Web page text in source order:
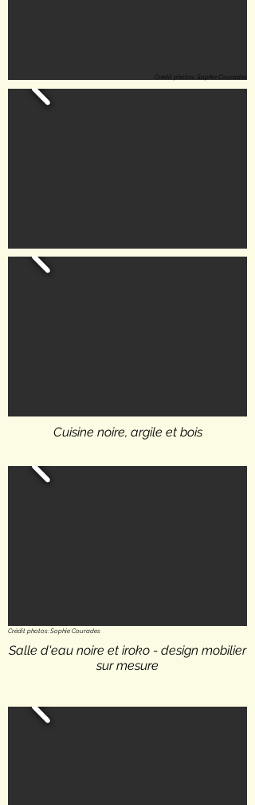
Crédit photos: Sophie Courades
Cuisine noire, argile et bois
Crédit photos: Sophie Courades
Salle d'eau noire et iroko - design mobilier
sur mesure